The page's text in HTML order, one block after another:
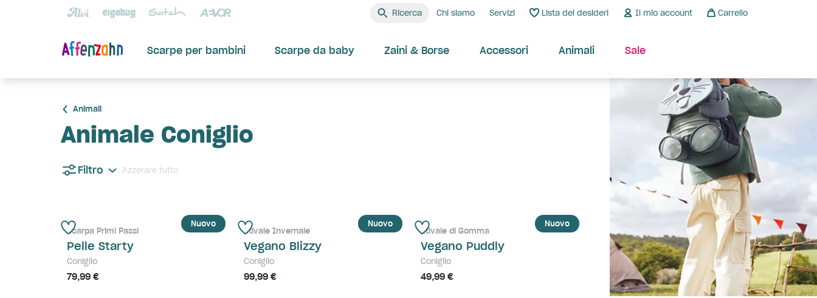
Ricerca Chi siamo Servizi Lista dei desideri Il mio account Carrello
Scarpe per bambini Scarpe da baby Zaini & Borse Accessori Animali Sale
Animali
Animale Coniglio
Filtro Azzerare tutto
Nuovo
Scarpa Primi Passi
Pelle Starty
Coniglio
79,99 €
Nuovo
Stivale Invernale
Vegano Blizzy
Coniglio
99,99 €
Nuovo
Stivale di Gomma
Vegano Puddly
Coniglio
49,99 €